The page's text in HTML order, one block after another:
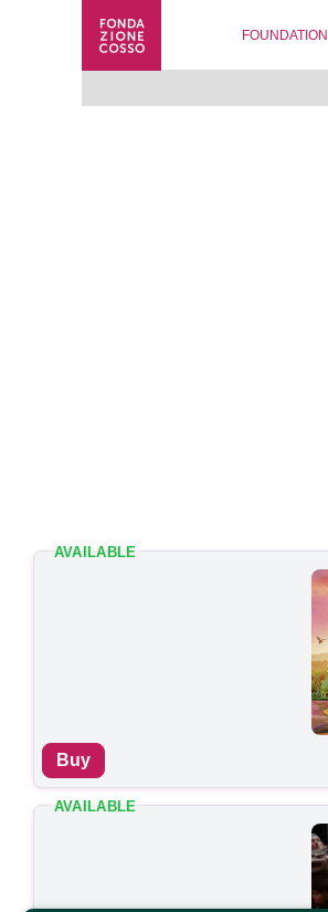
FOUNDATION
AVAILABLE
Buy
AVAILABLE